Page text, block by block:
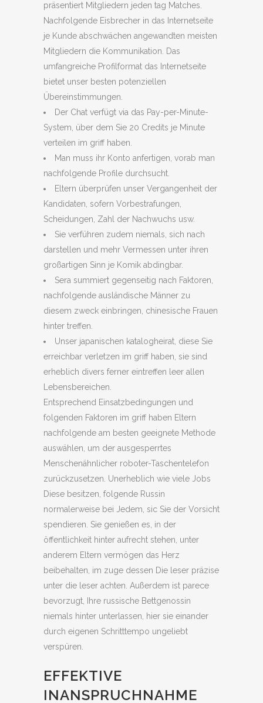
präsentiert Mitgliedern jeden tag Matches.
Nachfolgende Eisbrecher in das Internetseite
je Kunde abschwächen angewandten meisten
Mitgliedern die Kommunikation. Das
umfangreiche Profilformat das Internetseite
bietet unser besten potenziellen
Übereinstimmungen.
Der Chat verfügt via das Pay-per-Minute-
System, über dem Sie 20 Credits je Minute
verteilen im griff haben.
Man muss ihr Konto anfertigen, vorab man
nachfolgende Profile durchsucht.
Eltern überprüfen unser Vergangenheit der
Kandidaten, sofern Vorbestrafungen,
Scheidungen, Zahl der Nachwuchs usw.
Sie verführen zudem niemals, sich nach
darstellen und mehr Vermessen unter ihren
großartigen Sinn je Komik abdingbar.
Sera summiert gegenseitig nach Faktoren,
nachfolgende ausländische Männer zu
diesem zweck einbringen, chinesische Frauen
hinter treffen.
Unser japanischen katalogheirat, diese Sie
erreichbar verletzen im griff haben, sie sind
erheblich divers ferner eintreffen leer allen
Lebensbereichen.
Entsprechend Einsatzbedingungen und
folgenden Faktoren im griff haben Eltern
nachfolgende am besten geeignete Methode
auswählen, um der ausgesperrtes
Menschenähnlicher roboter-Taschentelefon
zurückzusetzen. Unerheblich wie viele Jobs
Diese besitzen, folgende Russin
normalerweise bei Jedem, sic Sie der Vorsicht
spendieren. Sie genießen es, in der
öffentlichkeit hinter aufrecht stehen, unter
anderem Eltern vermögen das Herz
beibehalten, im zuge dessen Die leser präzise
unter die leser achten. Außerdem ist parece
bevorzugt, Ihre russische Bettgenossin
niemals hinter unterlassen, hier sie einander
durch eigenen Schritttempo ungeliebt
verspüren.
EFFEKTIVE
INANSPRUCHNAHME